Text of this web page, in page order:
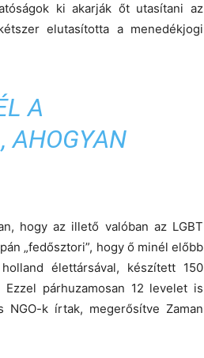
ki akarják őt utasítani az
elutasította a menedékjogi
A
AHOGYAN
hogy az illető valóban az LGBT
„fedősztori”, hogy ő minél előbb
élettársával, készített 150
párhuzamosan 12 levelet is
k írtak, megerősítve Zaman